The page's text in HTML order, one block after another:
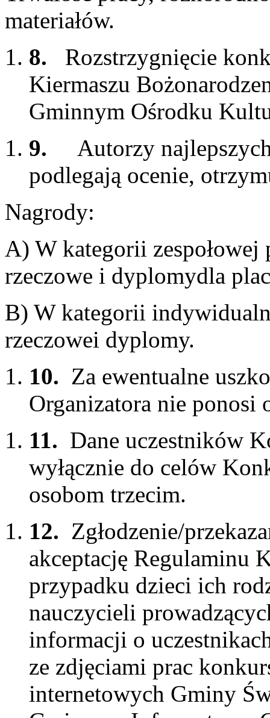
materiałów.
8. Rozstrzygnięcie
Kiermaszu
Gminnym Ośrodku
9. Autorzy
podlegają ocenie,
Nagrody:
A) W kategorii zespołowej
rzeczowe i dyplomydla
B) W kategorii
rzeczowei dyplomy.
10. Za ewentualne
Organizatora nie ponosi
11. Dane uczestników
wyłącznie do celów
osobom trzecim.
12. Zgłodzenie/
akceptację Regulaminu
przypadku dzieci ich
nauczycieli
informacji o
ze zdjęciami prac
internetowych Gminy